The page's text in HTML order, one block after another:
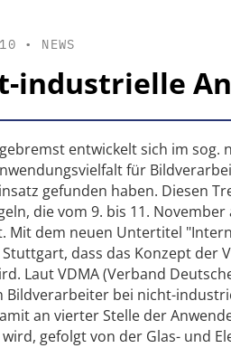
• NEWS
industrielle
entwickelt sich im sog.
für
gefunden haben. Diesen
die vom 9. bis 11.
Mit dem neuen Untertitel
Stuttgart, dass das Konzept der
Laut VDMA (Verband
Bildverarbeiter bei nicht-
an vierter Stelle der
gefolgt von der Glas- und